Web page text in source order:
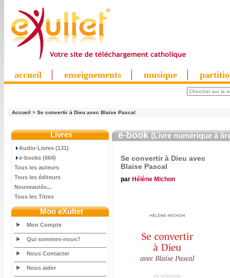
accueil enseignements musique
Accueil > Se convertir à Dieu avec Blaise Pascal
Livres
Audio-Livres (131)
e-books (664)
Tous les auteurs
Tous les éditeurs
Nouveautés...
Tous les Titres
Mon eXultet
Mon Compte
Qui sommes-nous?
Nous Contacter
Nous aider
e-book(Livre numérique à
Se convertir à Dieu avec
Blaise Pascal
par Hélène Michon